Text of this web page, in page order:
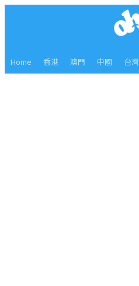
Home 香港 澳門 中國 台灣